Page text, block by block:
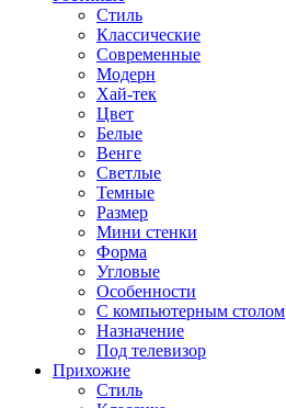
Стиль
Классические
Современные
Модерн
Хай-тек
Цвет
Белые
Венге
Светлые
Темные
Размер
Мини стенки
Форма
Угловые
Особенности
С компьютерным столом
Назначение
Под телевизор
Прихожие
Стиль